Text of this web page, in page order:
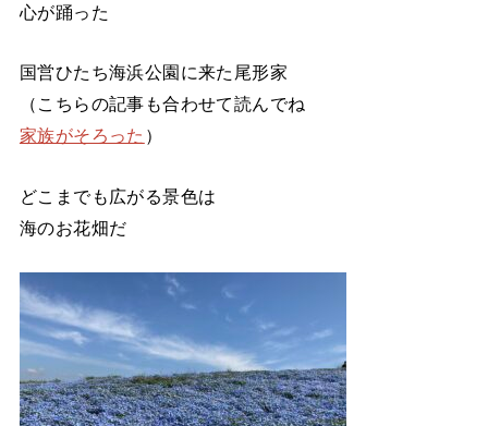
心が踊った
国営ひたち海浜公園に来た尾形家
（こちらの記事も合わせて読んでね
家族がそろった ）
どこまでも広がる景色は
海のお花畑だ